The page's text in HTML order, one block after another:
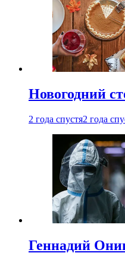
Новогодний
2 года спустя2 года
Геннадий